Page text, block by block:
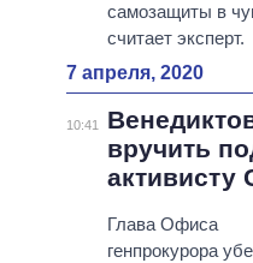
самозащиты в
считает эксперт.
7 апреля, 2020
10:41
вручить
активисту
Глава Офиса
генпрокурора